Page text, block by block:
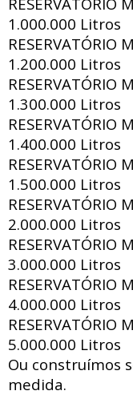
1.000.000 Litros
RESERVATÓRIO
1.200.000 Litros
RESERVATÓRIO
1.300.000 Litros
RESERVATÓRIO
1.400.000 Litros
RESERVATÓRIO
1.500.000 Litros
RESERVATÓRIO
2.000.000 Litros
RESERVATÓRIO
3.000.000 Litros
RESERVATÓRIO
4.000.000 Litros
RESERVATÓRIO
5.000.000 Litros
Ou construímos
medida.